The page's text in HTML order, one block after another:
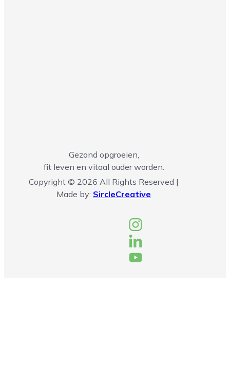
Gezond opgroeien,
fit leven en vitaal ouder worden.
Copyright © 2026 All Rights Reserved |
Made by: SircleCreative